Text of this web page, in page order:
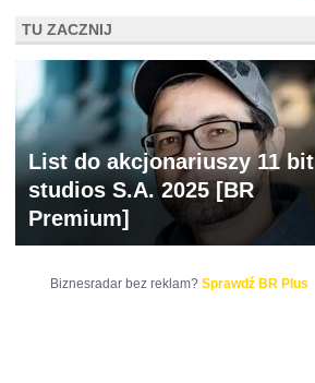
TU ZACZNIJ
List do akcjonariuszy 11 bit
studios S.A. 2025 [BR
Premium]
Biznesradar bez reklam? Sprawdź BR Plus